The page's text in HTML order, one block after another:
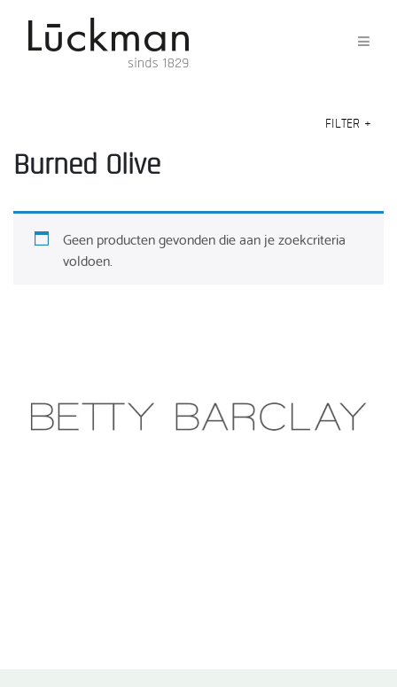
FILTER +
Burned Olive
Geen producten gevonden die aan je zoekcriteria
voldoen.